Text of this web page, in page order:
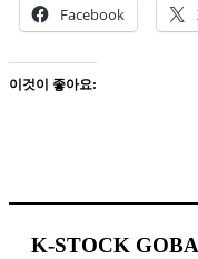
Facebook
이것이 좋아요:
K-STOCK